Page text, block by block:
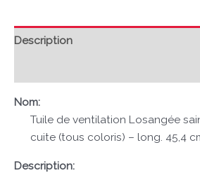
Description
Nom:
Tuile de ventilation Losangée
cuite (tous coloris) – long. 45,4
Description: